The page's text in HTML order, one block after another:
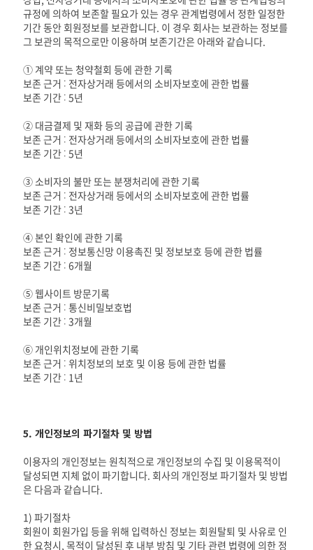
규정에 의하여 보존할 필요가 있는 경우 관계법령에서 정한 일정한
기간 동안 회원정보를 보관합니다. 이 경우 회사는 보관하는 정보를
그 보관의 목적으로만 이용하며 보존기간은 아래와 같습니다.
① 계약 또는 청약철회 등에 관한 기록
보존 근거 : 전자상거래 등에서의 소비자보호에 관한 법률
보존 기간 : 5년
② 대금결제 및 재화 등의 공급에 관한 기록
보존 근거 : 전자상거래 등에서의 소비자보호에 관한 법률
보존 기간 : 5년
③ 소비자의 불만 또는 분쟁처리에 관한 기록
보존 근거 : 전자상거래 등에서의 소비자보호에 관한 법률
보존 기간 : 3년
④ 본인 확인에 관한 기록
보존 근거 : 정보통신망 이용촉진 및 정보보호 등에 관한 법률
보존 기간 : 6개월
⑤ 웹사이트 방문기록
보존 근거 : 통신비밀보호법
보존 기간 : 3개월
⑥ 개인위치정보에 관한 기록
보존 근거 : 위치정보의 보호 및 이용 등에 관한 법률
보존 기간 : 1년
5. 개인정보의 파기절차 및 방법
이용자의 개인정보는 원칙적으로 개인정보의 수집 및 이용목적이
달성되면 지체 없이 파기합니다. 회사의 개인정보 파기절차 및 방법
은 다음과 같습니다.
1) 파기절차
회원이 회원가입 등을 위해 입력하신 정보는 회원탈퇴 및 사유로 인
한 요청시, 목적이 달성된 후 내부 방침 및 기타 관련 법령에 의한 정